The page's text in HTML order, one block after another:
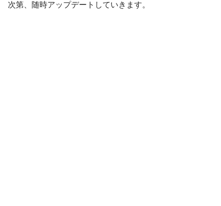
次第、随時アップデートしていきます。